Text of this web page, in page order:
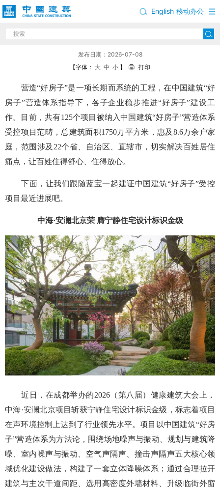
移动办公
English
好房心声 建证美好，“好房子”建设持续推进①
发布日期：2026-07-08
【字体： 大 中 小 】 打印
营造“好房子”是一项长期而系统的工程，在中国建筑“好
房子”营造体系指导下，各子企业稳步推进“好房子”建设工
作。目前，共有125个项目被纳入中国建筑“好房子”营造体系
受控项目范畴，总建筑面积1750万平方米，惠及8.6万余户家
庭，范围涉及22个省、自治区、直辖市，切实解决百姓居住
痛点，让百姓住得舒心、住得放心。
下面，让我们跟随蓝宝一起建证中国建筑“好房子”受控
项目最近进展吧。
中海·安澜北京荣 膺宁静住宅设计标识金级
近日，在成都举办的2026（第八届）健康建筑大会上，
中海·安澜北京项目斩获宁静住宅设计标识金级，标志着项目
在声环境控制上达到了行业领先水平。项目以中国建筑“好房
子”营造体系为方法论，围绕场地噪声与振动、规划与建筑降
噪、室内噪声与振动、空气声隔声、撞击声隔声五大核心领
域优化建设做法，构建了一套立体降噪体系；通过合理拉开
建筑与主次干道间距、选用高密度外墙材料、升级临街外窗